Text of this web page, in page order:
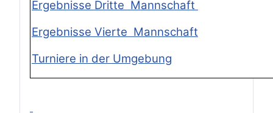
Ergebnisse Dritte Mannschaft
Ergebnisse Vierte Mannschaft
Turniere in der Umgebung